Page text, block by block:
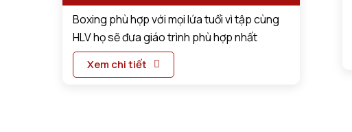
Boxing phù hợp với mọi lứa tuổi vì tập cùng
HLV họ sẽ đưa giáo trình phù hợp nhất
Xem chi tiết